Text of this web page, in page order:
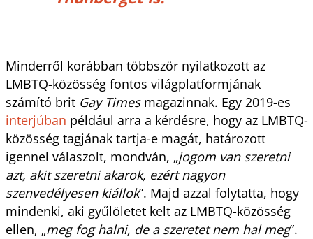
Minderről korábban többször nyilatkozott az
LMBTQ-közösség fontos világplatformjának
számító brit Gay Times magazinnak. Egy 2019-es
interjúban például arra a kérdésre, hogy az LMBTQ-
közösség tagjának tartja-e magát, határozott
igennel válaszolt, mondván, „jogom van szeretni
azt, akit szeretni akarok, ezért nagyon
szenvedélyesen kiállok”. Majd azzal folytatta, hogy
mindenki, aki gyűlöletet kelt az LMBTQ-közösség
ellen, „meg fog halni, de a szeretet nem hal meg”.